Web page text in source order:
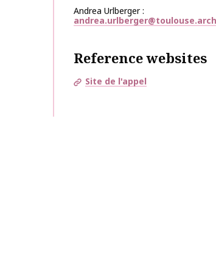
Andrea Urlberger
Reference websites
Site de l'appel